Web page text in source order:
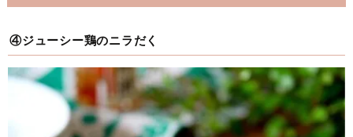
④ジューシー鶏のニラだく